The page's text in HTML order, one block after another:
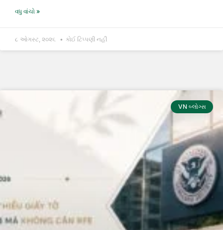
વધુ વાંચો »
૮ ઓગસ્ટ, ૨૦૨૬ કોઈ ટિપ્પણી નહીં
VN બ્લોગ્સ